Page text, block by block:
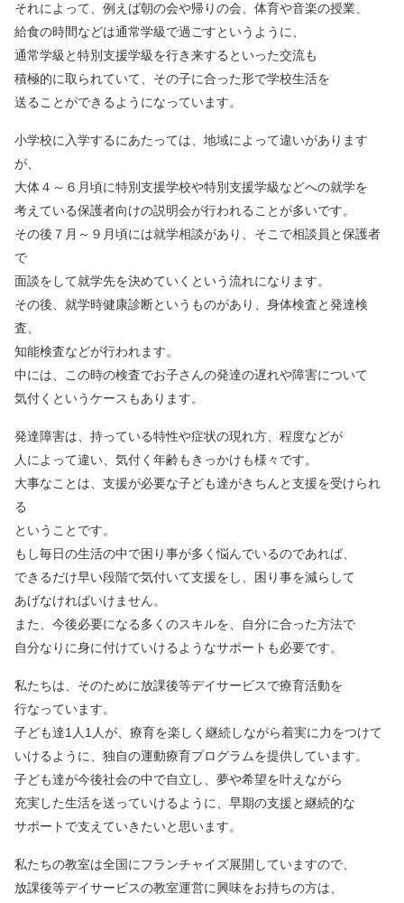
それによって、例えば朝の会や帰りの会、体育や音楽の授業、
給食の時間などは通常学級で過ごすというように、
通常学級と特別支援学級を行き来するといった交流も
積極的に取られていて、その子に合った形で学校生活を
送ることができるようになっています。
小学校に入学するにあたっては、地域によって違いがあります
が、
大体４～６月頃に特別支援学校や特別支援学級などへの就学を
考えている保護者向けの説明会が行われることが多いです。
その後７月～９月頃には就学相談があり、そこで相談員と保護者
で
面談をして就学先を決めていくという流れになります。
その後、就学時健康診断というものがあり、身体検査と発達検
査、
知能検査などが行われます。
中には、この時の検査でお子さんの発達の遅れや障害について
気付くというケースもあります。
発達障害は、持っている特性や症状の現れ方、程度などが
人によって違い、気付く年齢もきっかけも様々です。
大事なことは、支援が必要な子ども達がきちんと支援を受けられ
る
ということです。
もし毎日の生活の中で困り事が多く悩んでいるのであれば、
できるだけ早い段階で気付いて支援をし、困り事を減らして
あげなければいけません。
また、今後必要になる多くのスキルを、自分に合った方法で
自分なりに身に付けていけるようなサポートも必要です。
私たちは、そのために放課後等デイサービスで療育活動を
行なっています。
子ども達1人1人が、療育を楽しく継続しながら着実に力をつけて
いけるように、独自の運動療育プログラムを提供しています。
子ども達が今後社会の中で自立し、夢や希望を叶えながら
充実した生活を送っていけるように、早期の支援と継続的な
サポートで支えていきたいと思います。
私たちの教室は全国にフランチャイズ展開していますので、
放課後等デイサービスの教室運営に興味をお持ちの方は、